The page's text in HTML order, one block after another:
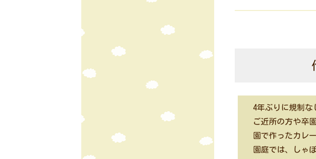
4年ぶりに規制な
ご近所の方や卒
園で作ったカレ
園庭では、しゃ